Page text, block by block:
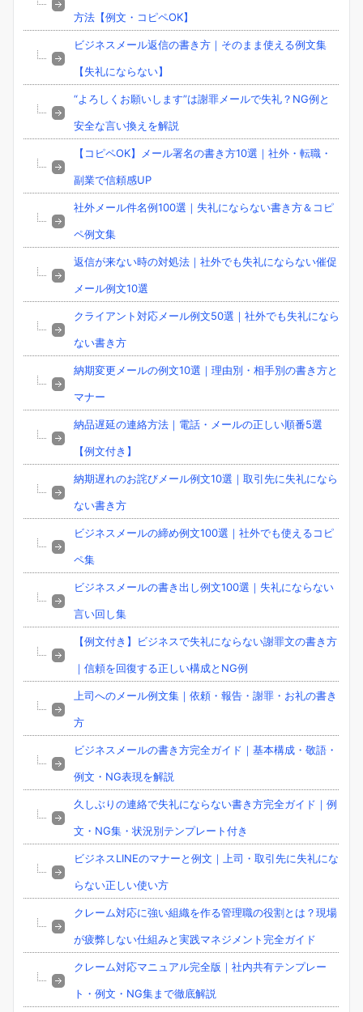
方法【例文・コピペOK】
ビジネスメール返信の書き方｜そのまま使える例文集
【失礼にならない】
“よろしくお願いします”は謝罪メールで失礼？NG例と
安全な言い換えを解説
【コピペOK】メール署名の書き方10選｜社外・転職・
副業で信頼感UP
社外メール件名例100選｜失礼にならない書き方＆コピ
ペ例文集
返信が来ない時の対処法｜社外でも失礼にならない催促
メール例文10選
クライアント対応メール例文50選｜社外でも失礼になら
ない書き方
納期変更メールの例文10選｜理由別・相手別の書き方と
マナー
納品遅延の連絡方法｜電話・メールの正しい順番5選
【例文付き】
納期遅れのお詫びメール例文10選｜取引先に失礼になら
ない書き方
ビジネスメールの締め例文100選｜社外でも使えるコピ
ペ集
ビジネスメールの書き出し例文100選｜失礼にならない
言い回し集
【例文付き】ビジネスで失礼にならない謝罪文の書き方
｜信頼を回復する正しい構成とNG例
上司へのメール例文集｜依頼・報告・謝罪・お礼の書き
方
ビジネスメールの書き方完全ガイド｜基本構成・敬語・
例文・NG表現を解説
久しぶりの連絡で失礼にならない書き方完全ガイド｜例
文・NG集・状況別テンプレート付き
ビジネスLINEのマナーと例文｜上司・取引先に失礼にな
らない正しい使い方
クレーム対応に強い組織を作る管理職の役割とは？現場
が疲弊しない仕組みと実践マネジメント完全ガイド
クレーム対応マニュアル完全版｜社内共有テンプレー
ト・例文・NG集まで徹底解説